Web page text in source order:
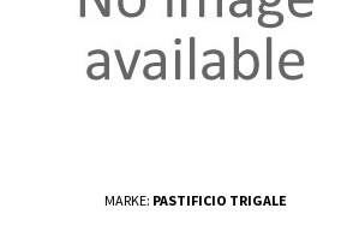
MARKE: PASTIFICIO TRIGALE